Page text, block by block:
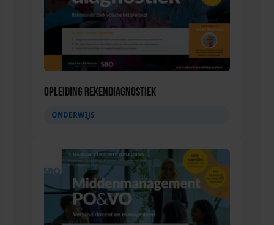
Opleiding Rekendiagnostiek
ONDERWIJS